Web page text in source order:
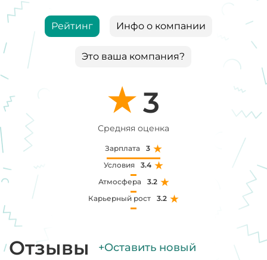
Рейтинг Инфо о компании
Это ваша компания?
3
Средняя оценка
Зарплата
3
Условия
3.4
Атмосфера
3.2
Карьерный рост
3.2
Отзывы +Оставить новый